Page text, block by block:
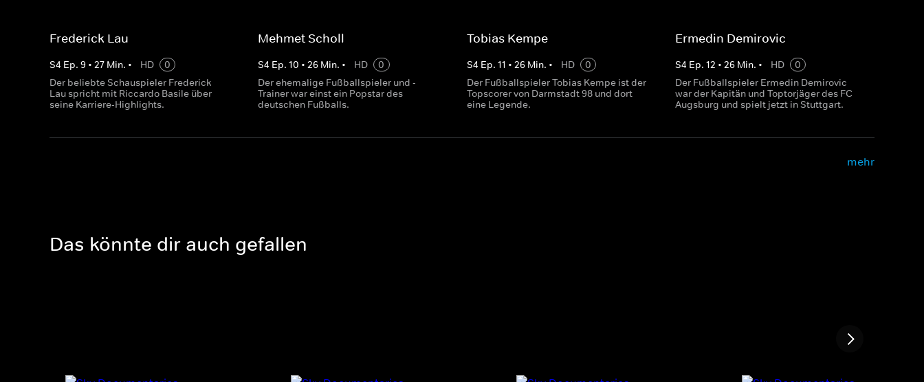
Frederick Lau
S4 Ep. 9 • 27 Min. • HD
0
Der beliebte Schauspieler Frederick
Lau spricht mit Riccardo Basile über
seine Karriere-Highlights.
Mehmet Scholl
S4 Ep.10 •26 Min. • HD
0
Der ehemalige Fußballspieler und -
Trainer war einst ein Popstar des
deutschen Fußballs.
Tobias Kempe
S4 Ep. 11 • 26Min. • HD
0
Der Fußballspieler Tobias Kempe ist der
Topscorer von Darmstadt 98 und dort
eine Legende.
Ermedin Demirovic
S4 Ep. 12 • 26Min. • HD
0
Der Fußballspieler Ermedin Demirovic
war der Kapitän und Toptorjäger des FC
Augsburg und spielt jetzt in Stuttgart.
mehr
Das könnte dir auch gefallen